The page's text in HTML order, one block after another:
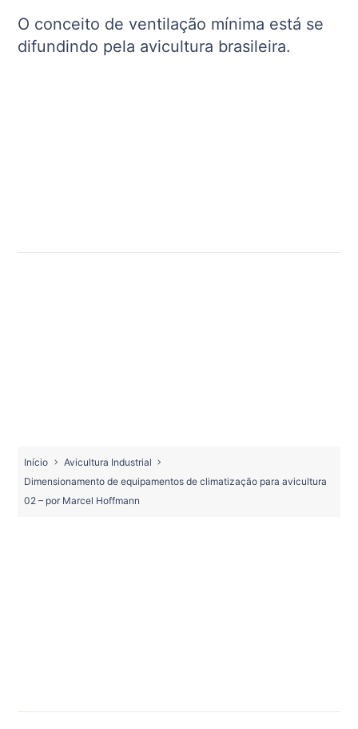
O conceito de ventilação mínima está se
difundindo pela avicultura brasileira.
Início
Avicultura Industrial
Dimensionamento de equipamentos de climatização para avicultura
02 – por Marcel Hoffmann